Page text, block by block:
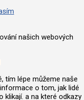
našich webových
tím lépe můžeme naše
o tom, jak lidé
klikají. a na které odkazy